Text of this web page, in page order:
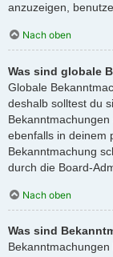
anzuzeigen,
Nach oben
Was sind globale
Globale
deshalb solltest du
ebenfalls in deinem
Bekanntmachung
durch die Board-
Nach oben
Was sind